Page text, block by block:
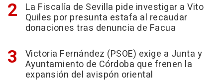
La Fiscalía de Sevilla pide investigar a Vito
Quiles por presunta estafa al recaudar
donaciones tras denuncia de Facua
Victoria Fernández (PSOE) exige a Junta y
Ayuntamiento de Córdoba que frenen la
expansión del avispón oriental